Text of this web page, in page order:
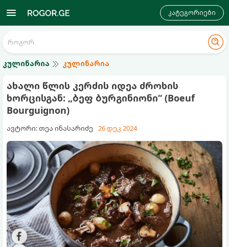
კატეგორიები
კულინარია კულინარია
ახალი წლის კერძის იდეა ძროხის
ხორცისგან: „ბეფ ბურგინიონი“ (Boeuf
Bourguignon)
ავტორი: თეა ინასარიძე 26 დეკ 2024